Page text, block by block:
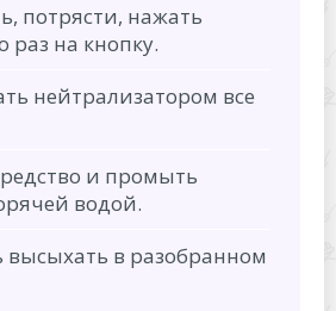
потрясти, нажать
раз на кнопку.
нейтрализатором все
и промыть
водой.
высыхать в разобранном